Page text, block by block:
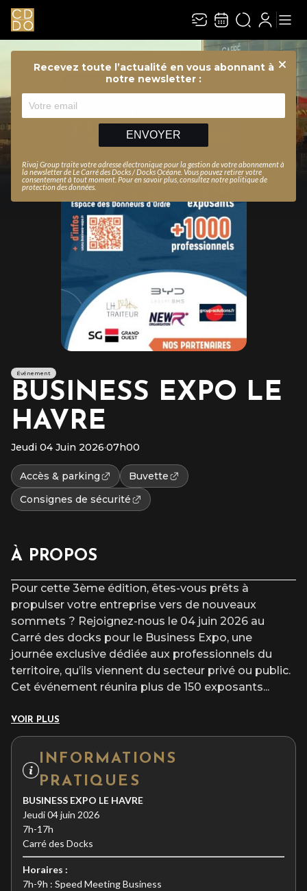
Recevez toute l’actualité en vous abonnant à
notre newsletter :
ENVOYER
Rivaj Group traite votre adresse électronique pour la gestion de votre abonnement à
la newsletter deLe Carré des Docks / Docks Océane . Vous pouvez retirer votre
consentement à tout moment. Pour en savoir plus, consultez notrepolitique de
protection des données
Événement
BUSINESS EXPO LE
HAVRE
Jeudi 04 Juin 2026·07h00
Accès & parking
Buvette
Consignes de sécurité
À PROPOS
Pour cette 3ème édition, êtes-vous prêts à
propulser votre entreprise vers de nouveaux
sommets ? Rejoignez-nous le 04 juin 2026 au
Carré des docks pour le Business Expo, une
journée exclusive dédiée aux professionnels du
territoire, qu’ils viennent du secteur privé ou public.
Cet événement réunira plus de 150 exposants...
VOIR PLUS
INFORMATIONS
PRATIQUES
BUSINESS EXPO LE HAVRE
Jeudi 04 juin 2026
7h-17h
Carré des Docks
Horaires :
7h-9h : Speed Meeting Business